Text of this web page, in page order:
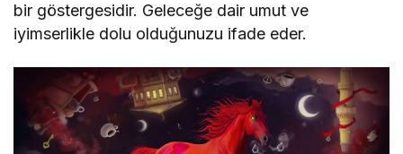
bir göstergesidir. Geleceğe dair umut ve
iyimserlikle dolu olduğunuzu ifade eder.